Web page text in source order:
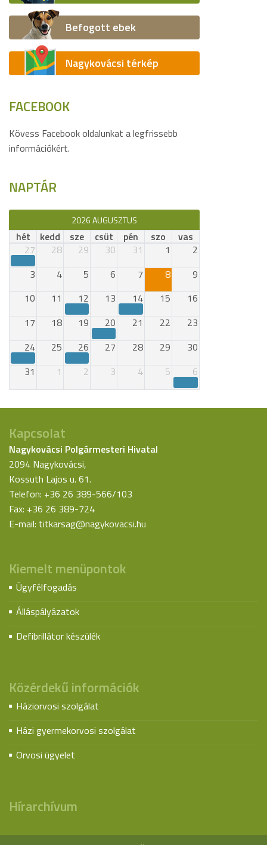
Befogott ebek
Nagykovácsi térkép
FACEBOOK
Kövess Facebook oldalunkat a legfrissebb
információkért.
NAPTÁR
2026 AUGUSZTUS
hét kedd sze csüt pén szo
vas
27
28 29 30 31 1
2
3
4 5 6 7 8
9
10
11 12 13 14 15
16
17
18 19 20 21 22
23
24
25 26 27 28 29
30
31
1 2 3 4 5 6
Kapcsolat
Nagykovácsi Polgármesteri Hivatal
2094 Nagykovácsi,
Kossuth Lajos u. 61.
Telefon: +36 26 389-566/103
Fax: +36 26 389-724
E-mail: titkarsag@nagykovacsi.hu
Kiemelt menüpontok
Ügyfélfogadás
Álláspályázatok
Defibrillátor készülék
Közérdekű információk
Háziorvosi szolgálat
Házi gyermekorvosi szolgálat
Orvosi ügyelet
Hírarchívum